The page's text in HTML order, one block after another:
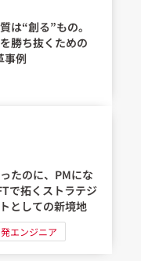
は“創る”もの。
勝ち抜くための
事例
たのに、PMにな
で拓くストラテジ
としての新境地
エンジニア